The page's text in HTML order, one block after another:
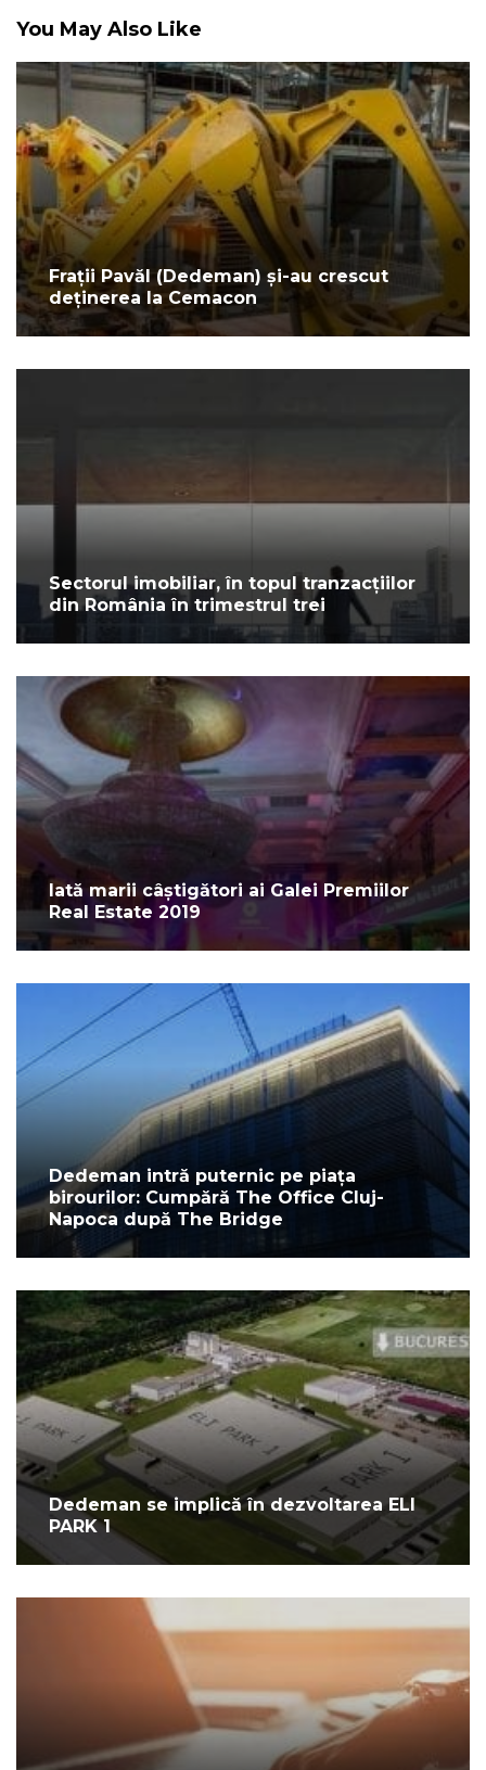
You May Also Like
Frații Pavăl (Dedeman) și-au crescut
deținerea la Cemacon
Sectorul imobiliar, în topul tranzacțiilor
din România în trimestrul trei
Iată marii câștigători ai Galei Premiilor
Real Estate 2019
Dedeman intră puternic pe piața
birourilor: Cumpără The Office Cluj-
Napoca după The Bridge
Dedeman se implică în dezvoltarea ELI
PARK 1